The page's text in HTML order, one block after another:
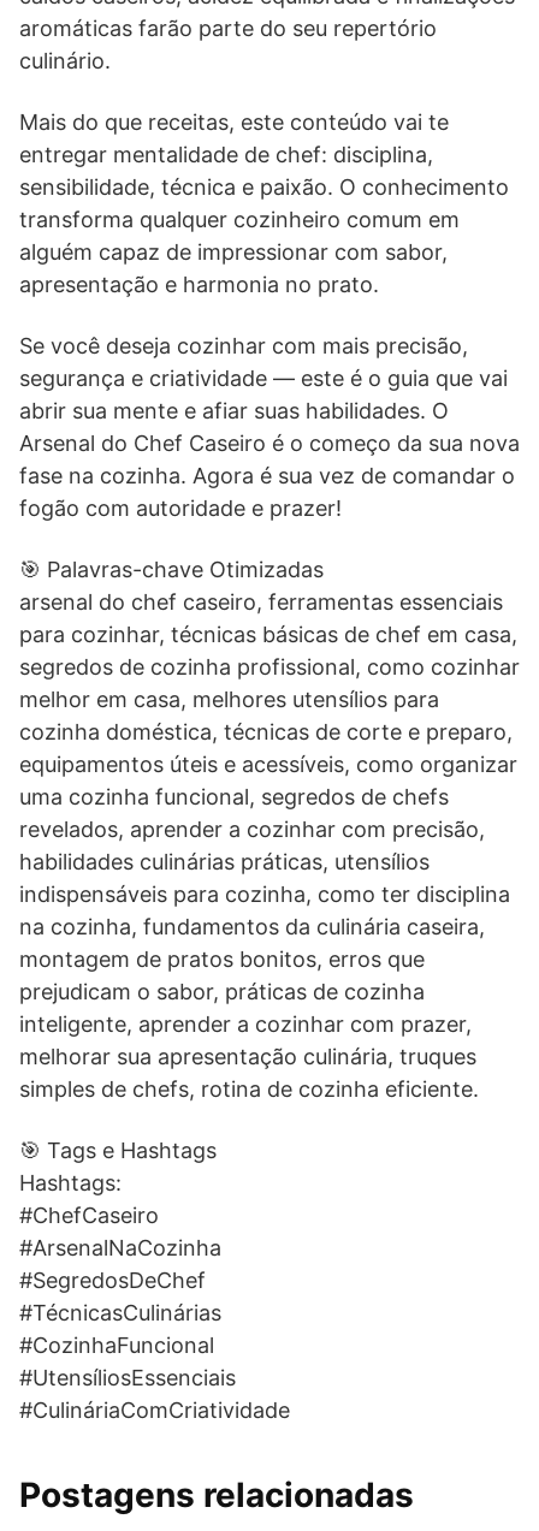
aromáticas farão parte do seu repertório
culinário.
Mais do que receitas, este conteúdo vai te
entregar mentalidade de chef: disciplina,
sensibilidade, técnica e paixão. O conhecimento
transforma qualquer cozinheiro comum em
alguém capaz de impressionar com sabor,
apresentação e harmonia no prato.
Se você deseja cozinhar com mais precisão,
segurança e criatividade — este é o guia que vai
abrir sua mente e afiar suas habilidades. O
Arsenal do Chef Caseiro é o começo da sua nova
fase na cozinha. Agora é sua vez de comandar o
fogão com autoridade e prazer!
🎯 Palavras-chave Otimizadas
arsenal do chef caseiro, ferramentas essenciais
para cozinhar, técnicas básicas de chef em casa,
segredos de cozinha profissional, como cozinhar
melhor em casa, melhores utensílios para
cozinha doméstica, técnicas de corte e preparo,
equipamentos úteis e acessíveis, como organizar
uma cozinha funcional, segredos de chefs
revelados, aprender a cozinhar com precisão,
habilidades culinárias práticas, utensílios
indispensáveis para cozinha, como ter disciplina
na cozinha, fundamentos da culinária caseira,
montagem de pratos bonitos, erros que
prejudicam o sabor, práticas de cozinha
inteligente, aprender a cozinhar com prazer,
melhorar sua apresentação culinária, truques
simples de chefs, rotina de cozinha eficiente.
🎯 Tags e Hashtags
Hashtags:
#ChefCaseiro
#ArsenalNaCozinha
#SegredosDeChef
#TécnicasCulinárias
#CozinhaFuncional
#UtensíliosEssenciais
#CulináriaComCriatividade
Postagens relacionadas